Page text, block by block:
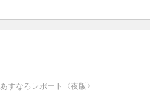
あすなろレポート〈夜版〉